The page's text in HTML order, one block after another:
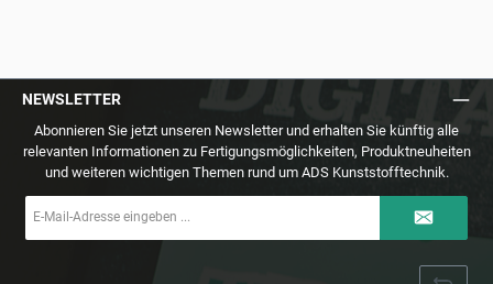
NEWSLETTER
Abonnieren Sie jetzt unseren Newsletter und erhalten Sie künftig alle
relevanten Informationen zu Fertigungsmöglichkeiten, Produktneuheiten
und weiteren wichtigen Themen rund um ADS Kunststofftechnik.
Mail-